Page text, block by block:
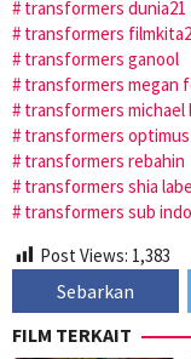
transformers dunia21
transformers
transformers ganool
transformers megan
transformers michael
transformers
transformers rebahin
transformers shia
transformers sub indo
Post Views: 1,383
Sebarkan
FILM TERKAIT